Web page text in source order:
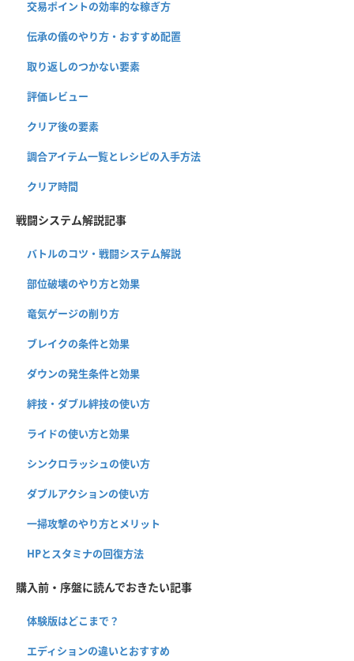
交易ポイントの効率的な稼ぎ方
伝承の儀のやり方・おすすめ配置
取り返しのつかない要素
評価レビュー
クリア後の要素
調合アイテム一覧とレシピの入手方法
クリア時間
戦闘システム解説記事
バトルのコツ・戦闘システム解説
部位破壊のやり方と効果
竜気ゲージの削り方
ブレイクの条件と効果
ダウンの発生条件と効果
絆技・ダブル絆技の使い方
ライドの使い方と効果
シンクロラッシュの使い方
ダブルアクションの使い方
一掃攻撃のやり方とメリット
HPとスタミナの回復方法
購入前・序盤に読んでおきたい記事
体験版はどこまで？
エディションの違いとおすすめ